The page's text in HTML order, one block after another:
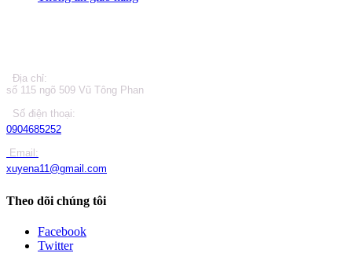
Địa chỉ:
số 115 ngõ 509 Vũ Tông Phan
Số điện thoại:
0904685252
Email:
xuyena11@gmail.com
Theo dõi chúng tôi
Facebook
Twitter